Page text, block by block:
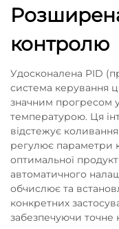
контролю
Удосконалена PID
система керування
значним прогресом у
температурою. Ця
відстежує
регулює параметри
оптимальної
автоматичного
обчислює та
конкретних
забезпечуючи